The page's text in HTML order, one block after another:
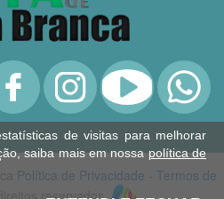
Política de Privacidade
Termos de
reservados.
de visitas para melhorar
saiba mais em nossapolítica de